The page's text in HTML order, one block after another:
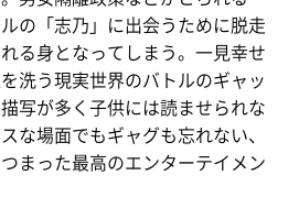
の「志乃」に出会うために脱走
る身となってしまう。一見幸せ
洗う現実世界のバトルのギャッ
写が多く子供には読ませられな
な場面でもギャグも忘れない、
まった最高のエンターテイメン